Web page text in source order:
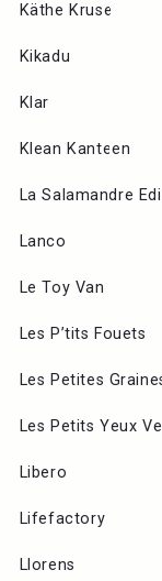
Käthe Kruse
Kikadu
Klar
Klean Kanteen
La Salamandre
Lanco
Le Toy Van
Les P’tits Fouets
Les Petites
Les Petits Yeux
Libero
Lifefactory
Llorens